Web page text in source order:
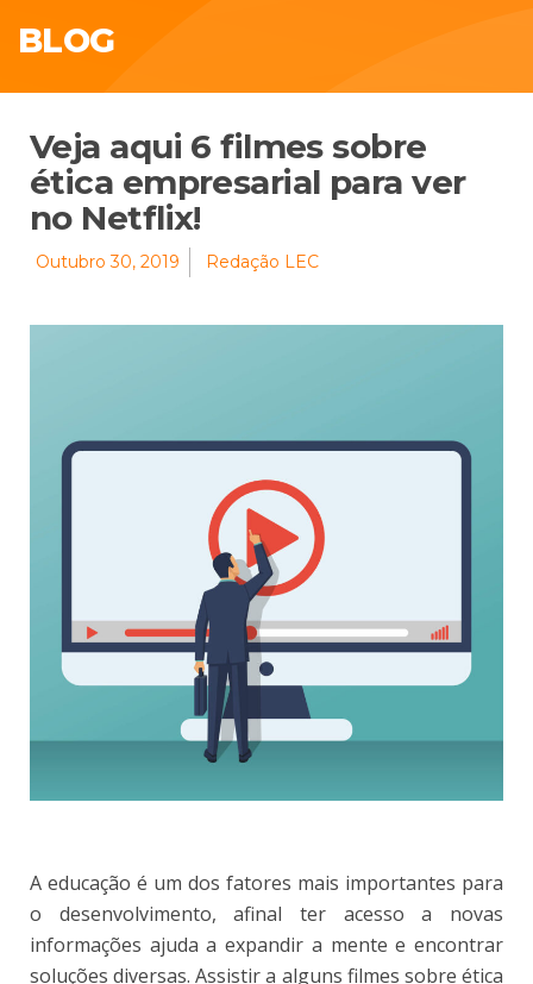
BLOG
Veja aqui 6 filmes sobre
ética empresarial para ver
no Netflix!
Outubro 30, 2019 Redação LEC
A educação é um dos fatores mais importantes para
o desenvolvimento, afinal ter acesso a novas
informações ajuda a expandir a mente e encontrar
soluções diversas. Assistir a alguns filmes sobre ética